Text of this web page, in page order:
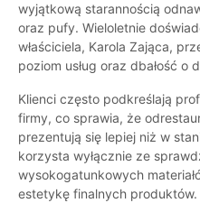
wyjątkową starannością
oraz pufy. Wieloletnie
właściciela, Karola Zająca,
poziom usług oraz dbałość
Klienci często podkreślają
firmy, co sprawia, że
prezentują się lepiej niż w
korzysta wyłącznie ze
wysokogatunkowych
estetykę finalnych